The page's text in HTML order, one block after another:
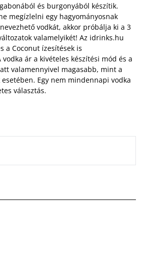
és burgonyából készítik.
megízlelni egy hagyományosnak
vodkát, akkor próbálja ki a 3
valamelyikét! Az idrinks.hu
a Coconut ízesítések is
ár a kivételes készítési mód és a
valamennyivel magasabb, mint a
Egy nem mindennapi vodka
választás.